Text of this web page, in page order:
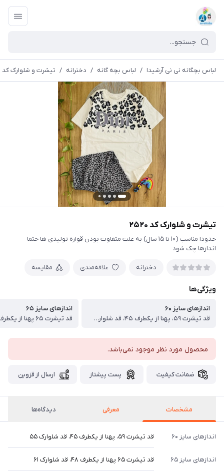
لباس بچگانه نی نی آرشیدا / لباس بچه گانه / دخترانه / تیشرت و شلوارک کد ۲۵۲۰
تیشرت و شلوارک کد ۲۵۲۰
حدودا مناسب (۱۰ تا ۱۵ سال) به علت متفاوت بودن قواره تولیدی ها حتما
اندازها چک شود
دخترانه علاقه‌مندی مقایسه
ویژگی‌ها
اندازهای سایز ۶۰
قد تیشرت ۵۹، پهنا از یکطرف ۴۵، قد شلوارک ۵۵
اندازهای سایز ۶۵
محصول مورد نظر موجود نمی‌باشد.
ضمانت کیفیت پست پیشتاز ارسال از قزوین
مشخصات معرفی دیدگاه‌ها
اندازهای سایز ۶۰ قد تیشرت ۵۹، پهنا از یکطرف ۴۵، قد شلوارک ۵۵
اندازهای سایز ۶۵ قد تیشرت ۶۵ پهنا از یکطرف ۴۸، قد شلوارک ۶۱